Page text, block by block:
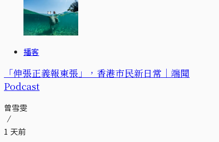
播客
「伸張正義報東張」，香港市民新日常｜端聞
Podcast
曾雪雯
1 天前